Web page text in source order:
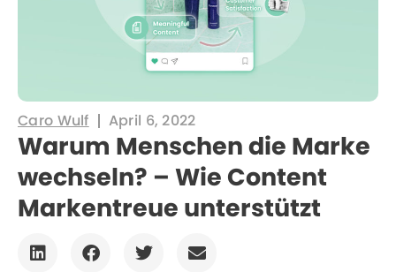
Caro Wulf April 6, 2022
Warum Menschen die Marke
wechseln? – Wie Content
Markentreue unterstützt